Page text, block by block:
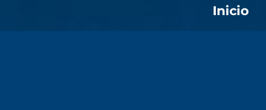
Inicio